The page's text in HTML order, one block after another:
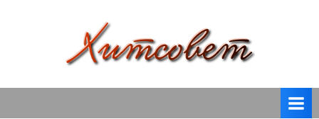
спицами,